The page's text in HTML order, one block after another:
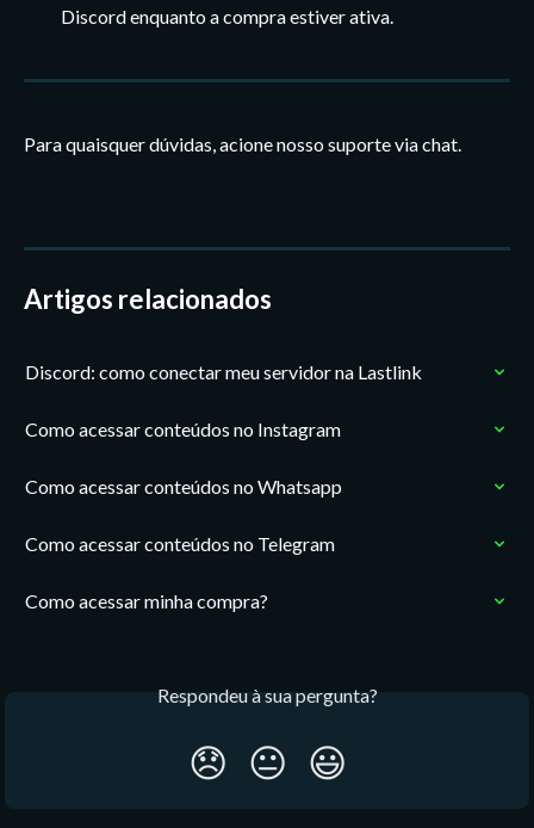
Discord enquanto a compra estiver ativa.
Para quaisquer dúvidas, acione nosso suporte via chat.
Artigos relacionados
Discord: como conectar meu servidor na Lastlink
Como acessar conteúdos no Instagram
Como acessar conteúdos no Whatsapp
Como acessar conteúdos no Telegram
Como acessar minha compra?
Respondeu à sua pergunta?
😞 😐 😃